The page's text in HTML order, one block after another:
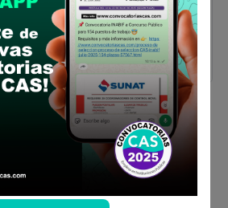
(convocatoria completa,
anexos)